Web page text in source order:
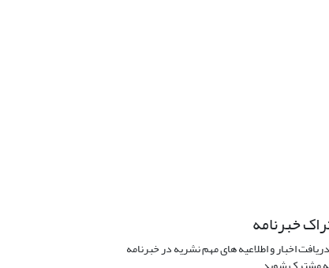
خبرنامه
اخبار و اطلاعیه های مهم نشریه در خبرنامه